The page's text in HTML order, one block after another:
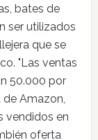
bates de
ser utilizados
que se
"Las ventas
50.000 por
Amazon,
vendidos en
oferta